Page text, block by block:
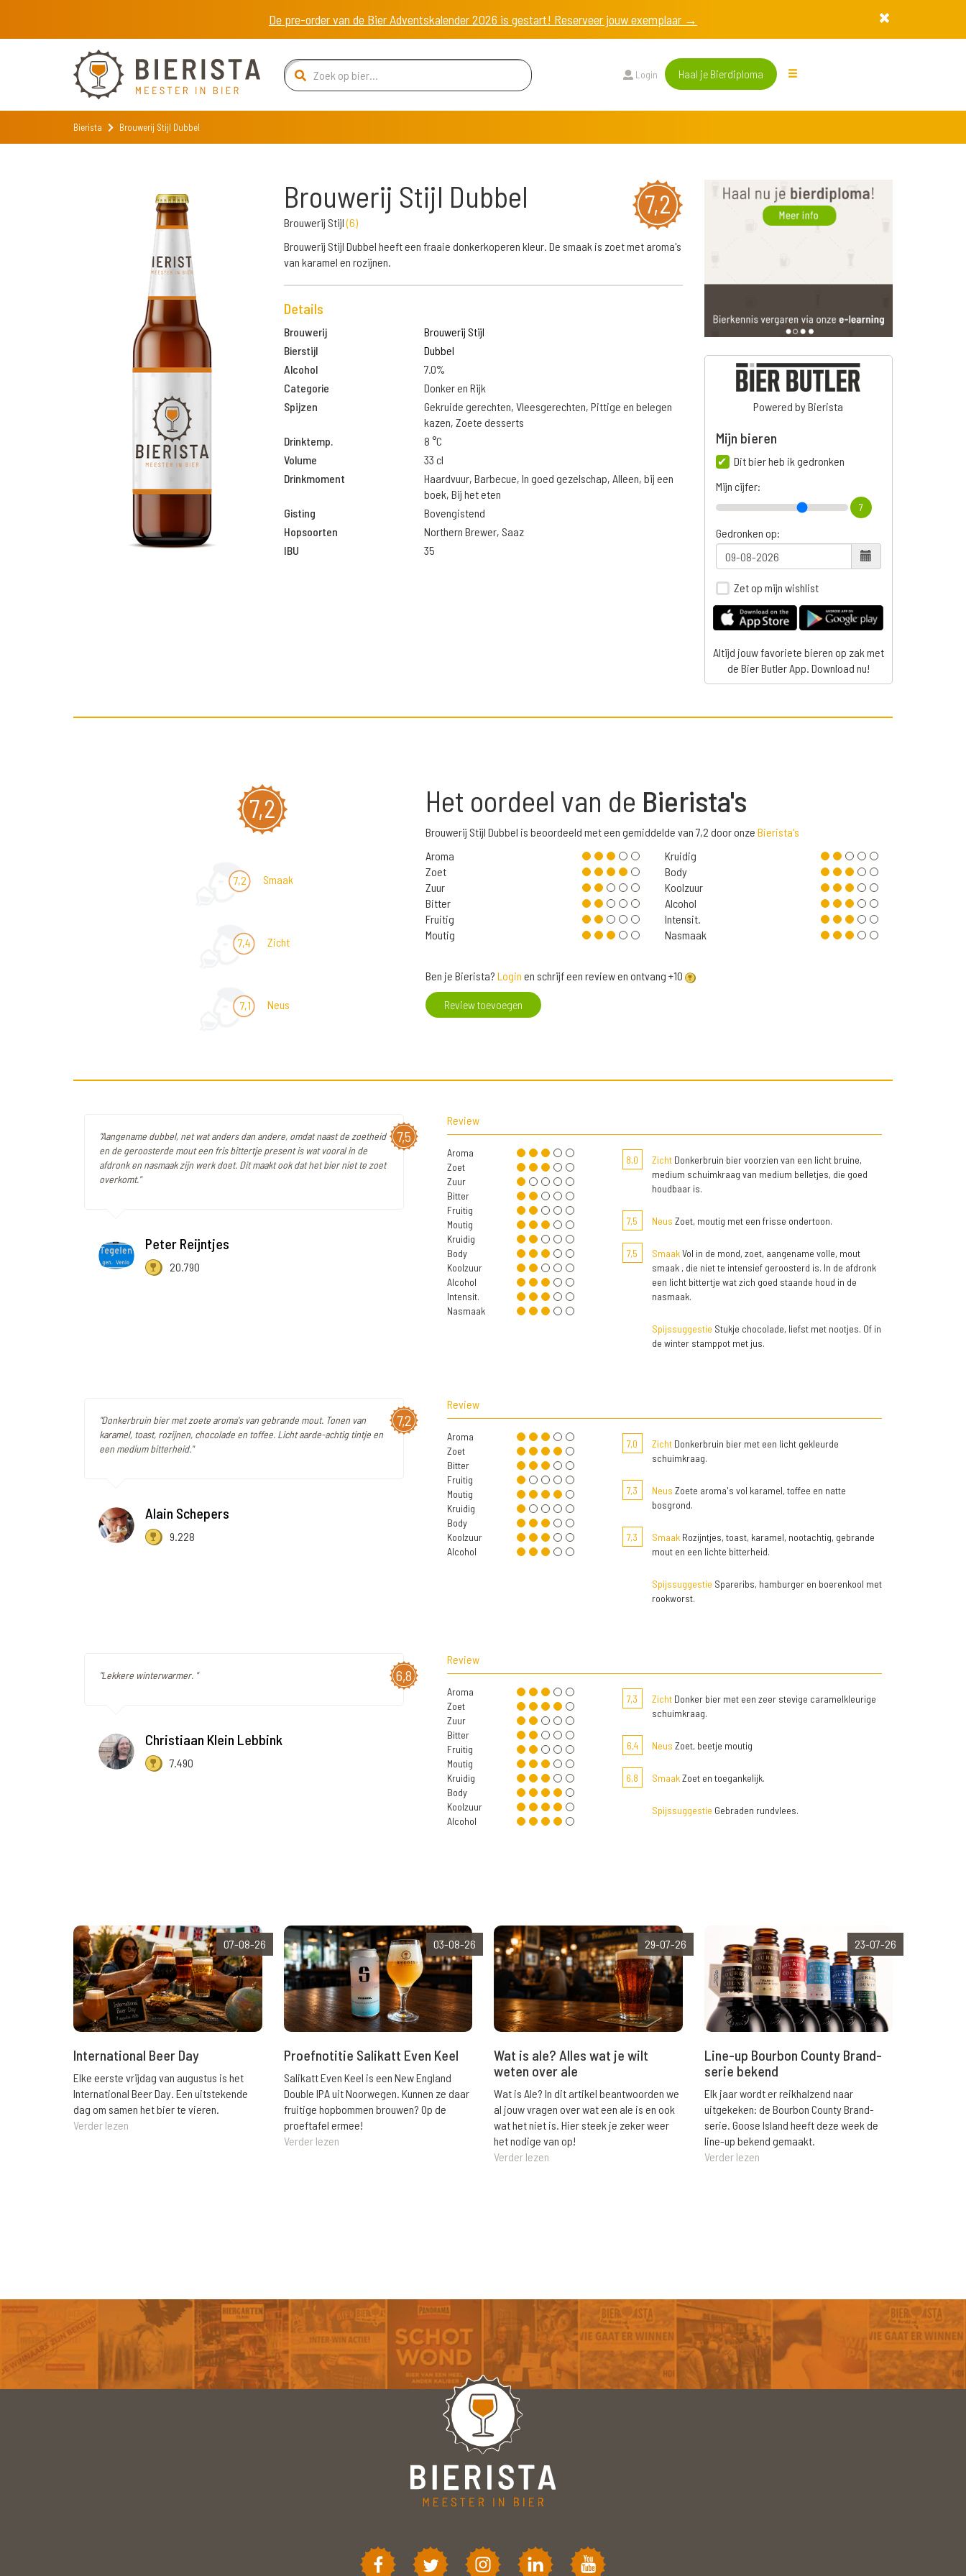
De pre-order van de Bier Adventskalender 2026 is gestart! Reserveer jouw exemplaar →
Login Haal je Bierdiploma
Bierista Brouwerij Stijl Dubbel
7,2
Brouwerij Stijl Dubbel
Brouwerij Stijl(6)
Brouwerij Stijl Dubbel heeft een fraaie donkerkoperen kleur. De smaak is zoet met aroma's
van karamel en rozijnen.
Details
Brouwerij
Brouwerij Stijl
Bierstijl
Dubbel
Alcohol
7.0%
Categorie
Donker en Rijk
Spijzen
Gekruide gerechten, Vleesgerechten, Pittige en belegen
kazen, Zoete desserts
Drinktemp.
8 °C
Volume
33 cl
Drinkmoment
Haardvuur, Barbecue, In goed gezelschap, Alleen, bij een
boek, Bij het eten
Gisting
Bovengistend
Hopsoorten
Northern Brewer, Saaz
IBU
35
Powered by Bierista
Mijn bieren
Dit bier heb ik gedronken
Mijn cijfer:
7
Gedronken op:
Zet op mijn wishlist
Altijd jouw favoriete bieren op zak met
de Bier Butler App. Download nu!
7,2
7,2 Smaak
7,4 Zicht
7,1 Neus
Het oordeel van de Bierista's
Brouwerij Stijl Dubbel is beoordeeld met een gemiddelde van 7,2 door onze Bierista's
Aroma
Zoet
Zuur
Bitter
Fruitig
Moutig
Kruidig
Body
Koolzuur
Alcohol
Intensit.
Nasmaak
Ben je Bierista? Login en schrijf een review en ontvang +10
Review toevoegen
7,5
"Aangename dubbel, net wat anders dan andere, omdat naast de zoetheid
en de geroosterde mout een fris bittertje present is wat vooral in de
afdronk en nasmaak zijn werk doet. Dit maakt ook dat het bier niet te zoet
overkomt."
Peter Reijntjes
20.790
Review
Aroma
Zoet
Zuur
Bitter
Fruitig
Moutig
Kruidig
Body
Koolzuur
Alcohol
Intensit.
Nasmaak
8,0 ZichtDonkerbruin bier voorzien van een licht bruine,
medium schuimkraag van medium belletjes, die goed
houdbaar is.
7,5 Neus Zoet, moutig met een frisse ondertoon.
7,5 SmaakVol in de mond, zoet, aangename volle, mout
smaak , die niet te intensief geroosterd is. In de afdronk
een licht bittertje wat zich goed staande houd in de
nasmaak.
Spijssuggestie Stukje chocolade, liefst met nootjes. Of in
de winter stamppot met jus.
7,2
"Donkerbruin bier met zoete aroma's van gebrande mout. Tonen van
karamel, toast, rozijnen, chocolade en toffee. Licht aarde-achtig tintje en
een medium bitterheid."
Alain Schepers
9.228
Review
Aroma
Zoet
Bitter
Fruitig
Moutig
Kruidig
Body
Koolzuur
Alcohol
7,0 ZichtDonkerbruin bier met een licht gekleurde
schuimkraag.
7,3 Neus Zoete aroma's vol karamel, toffee en natte
bosgrond.
7,3 SmaakRozijntjes, toast, karamel, nootachtig, gebrande
mout en een lichte bitterheid.
Spijssuggestie Spareribs, hamburger en boerenkool met
rookworst.
6,8
"Lekkere winterwarmer. "
Christiaan Klein Lebbink
7.490
Review
Aroma
Zoet
Zuur
Bitter
Fruitig
Moutig
Kruidig
Body
Koolzuur
Alcohol
7,3 ZichtDonker bier met een zeer stevige caramelkleurige
schuimkraag.
6,4 Neus Zoet, beetje moutig
6,8 SmaakZoet en toegankelijk.
Spijssuggestie Gebraden rundvlees.
07-08-26
International Beer Day
Elke eerste vrijdag van augustus is het
International Beer Day. Een uitstekende
dag om samen het bier te vieren.
Verder lezen
03-08-26
Proefnotitie Salikatt Even Keel
Salikatt Even Keel is een New England
Double IPA uit Noorwegen. Kunnen ze daar
fruitige hopbommen brouwen? Op de
proeftafel ermee!
Verder lezen
29-07-26
Wat is ale? Alles wat je wilt
weten over ale
Wat is Ale? In dit artikel beantwoorden we
al jouw vragen over wat een ale is en ook
wat het niet is. Hier steek je zeker weer
het nodige van op!
Verder lezen
23-07-26
Line-up Bourbon County Brand-
serie bekend
Elk jaar wordt er reikhalzend naar
uitgekeken: de Bourbon County Brand-
serie. Goose Island heeft deze week de
line-up bekend gemaakt.
Verder lezen